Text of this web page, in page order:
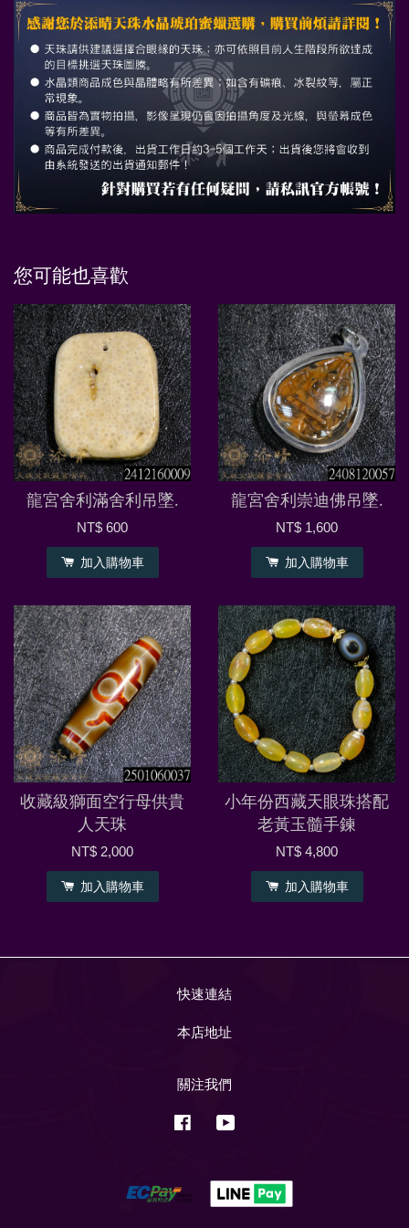
您可能也喜歡
龍宮舍利滿舍利吊墜.
NT$ 600
加入購物車
龍宮舍利崇迪佛吊墜.
NT$ 1,600
加入購物車
收藏級獅面空行母供貴
人天珠
NT$ 2,000
加入購物車
小年份西藏天眼珠搭配
老黃玉髓手鍊
NT$ 4,800
加入購物車
快速連結
本店地址
關注我們
Facebook